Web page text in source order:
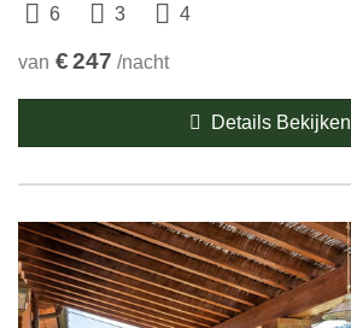
6 3 4
van €247 /nacht
Details Bekijken